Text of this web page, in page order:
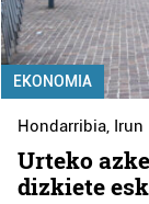
EKONOMIA
Hondarribia, Irun
Urteko
dizkiete